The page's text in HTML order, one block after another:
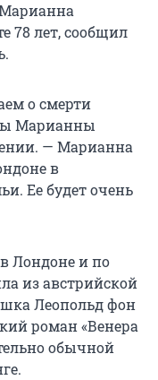
78 лет, сообщил
о смерти
Марианны
— Марианна
в
Ее будет очень
Лондоне и по
из австрийской
Леопольд фон
роман «Венера
обычной